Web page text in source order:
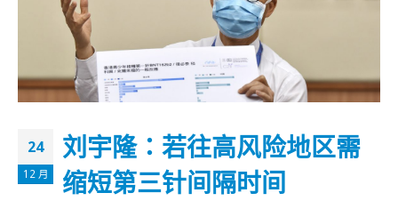
24
12 月
刘宇隆：若往高风险地区需
缩短第三针间隔时间